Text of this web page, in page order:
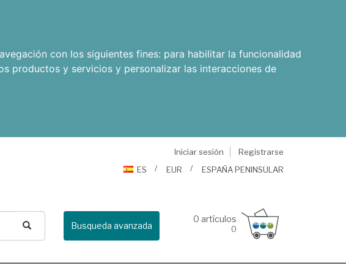
con los siguientes fines: para habilitar la funcionalidad
productos y servicios y personalizar las interacciones de
Iniciar sesión
Registrarse
ES
EUR ESPAÑA PENINSULAR
Busqueda avanzada
0 artículos
0